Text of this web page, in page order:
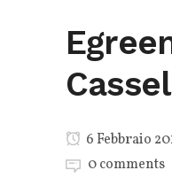
6 Febbraio
0 comments